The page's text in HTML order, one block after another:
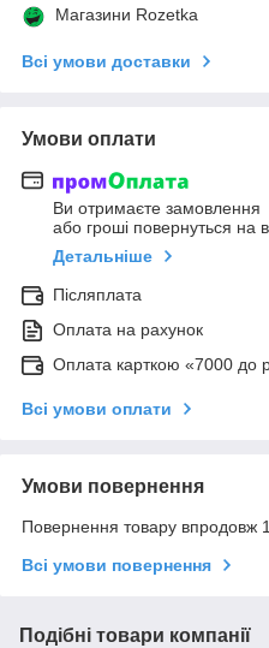
Магазини Rozetka
Всі умови доставки
Умови оплати
Ви отримаєте замовлення
або гроші повернуться на
Детальніше
Післяплата
Оплата на рахунок
Оплата карткою «7000 до
Всі умови оплати
Умови повернення
Повернення товару впродовж
Всі умови повернення
Подібні товари компанії